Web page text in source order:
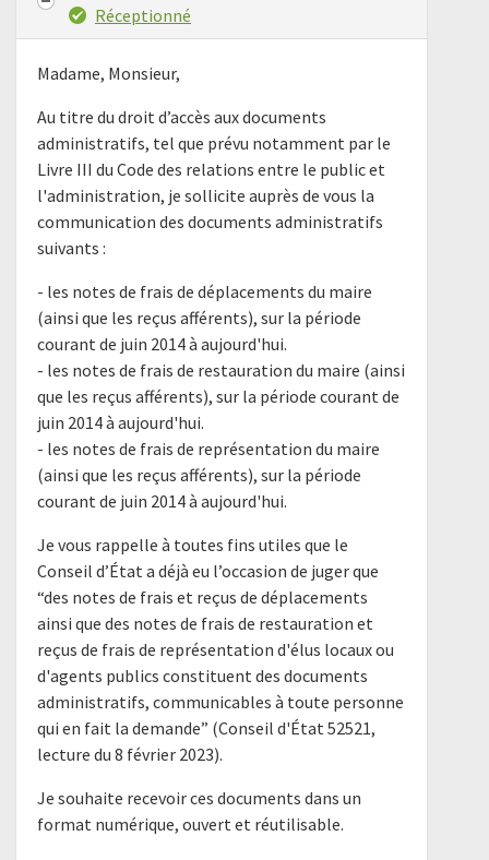
Réceptionné
Madame, Monsieur,
Au titre du droit d’accès aux documents
administratifs, tel que prévu notamment par le
Livre III du Code des relations entre le public et
l'administration, je sollicite auprès de vous la
communication des documents administratifs
suivants :
- les notes de frais de déplacements du maire
(ainsi que les reçus afférents), sur la période
courant de juin 2014 à aujourd'hui.
- les notes de frais de restauration du maire (ainsi
que les reçus afférents), sur la période courant de
juin 2014 à aujourd'hui.
- les notes de frais de représentation du maire
(ainsi que les reçus afférents), sur la période
courant de juin 2014 à aujourd'hui.
Je vous rappelle à toutes fins utiles que le
Conseil d’État a déjà eu l’occasion de juger que
“des notes de frais et reçus de déplacements
ainsi que des notes de frais de restauration et
reçus de frais de représentation d'élus locaux ou
d'agents publics constituent des documents
administratifs, communicables à toute personne
qui en fait la demande” (Conseil d'État 52521,
lecture du 8 février 2023).
Je souhaite recevoir ces documents dans un
format numérique, ouvert et réutilisable.